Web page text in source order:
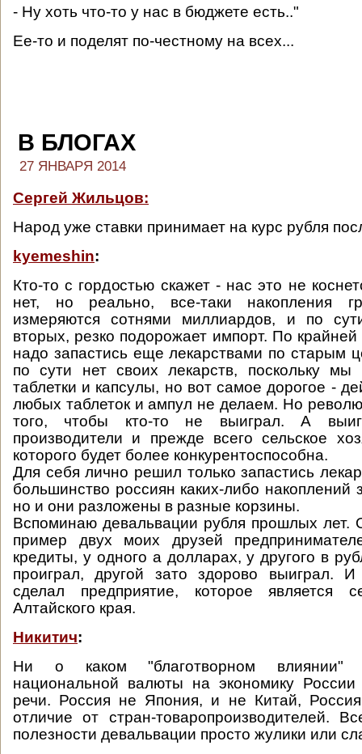
- Ну хоть что-то у нас в бюджете есть.."
Ее-то и поделят по-честному на всех...
В БЛОГАХ
27 ЯНВАРЯ 2014
Сергей Жильцов:
Народ уже ставки принимает на курс рубля
kyemeshin:
Кто-то с гордостью скажет - нас это не
нет, но реально, все-таки накопления
измеряются сотнями миллиардов, и по
вторых, резко подорожает импорт. По
надо запастись еще лекарствами по старым
по сути нет своих лекарств, поскольку мы
таблетки и капсулы, но вот самое дорогое -
любых таблеток и ампул не делаем. Но
того, чтобы кто-то не выиграл. А
производители и прежде всего сельское
которого будет более конкурентоспособна.
Для себя лично решил только запастись
большинство россиян каких-либо
но и они разложены в разные корзины.
Вспоминаю девальвации рубля прошлых лет.
пример двух моих друзей
кредиты, у одного а долларах, у другого в
проиграл, другой зато здорово выиграл.
сделал предприятие, которое является
Алтайского края.
Никитич:
Ни о каком "благотворном влиянии"
национальной валюты на экономику
речи. Россия не Япония, и не Китай,
отличие от стран-товаропроизводителей.
полезности девальвации просто жулики или